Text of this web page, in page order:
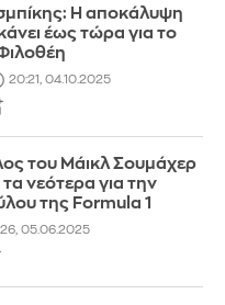
Η αποκάλυψη
έως τώρα για το
20:21, 04.10.2025
του Μάικλ Σουμάχερ
νεότερα για την
της Formula 1
05.06.2025